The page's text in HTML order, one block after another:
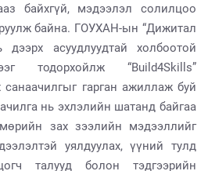
байхгүй, мэдээлэл солилцоо
байна. ГОУХАН-ын “Дижитал
дээрх асуудлуудтай холбоотой
тодорхойлж “Build4Skills”
гарган ажиллаж буй
нь эхлэлийн шатанд байгаа
зах зээлийн мэдээллийг
уялдуулах, үүний тулд
талууд болон тэдгээрийн